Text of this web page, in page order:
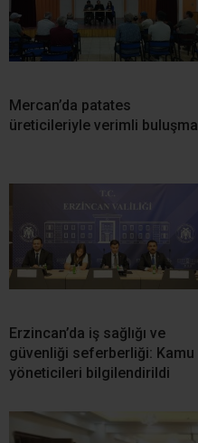
Mercan’da patates
üreticileriyle verimli buluşma
Erzincan’da iş sağlığı ve
güvenliği seferberliği: Kamu
yöneticileri bilgilendirildi